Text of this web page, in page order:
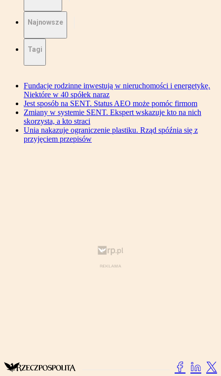
Najnowsze
Tagi
Fundacje rodzinne inwestują w nieruchomości i energetykę.
Niektóre w 40 spółek naraz
Jest sposób na SENT. Status AEO może pomóc firmom
Zmiany w systemie SENT. Ekspert wskazuje kto na nich
skorzysta, a kto straci
Unia nakazuje ograniczenie plastiku. Rząd spóźnia się z
przyjęciem przepisów